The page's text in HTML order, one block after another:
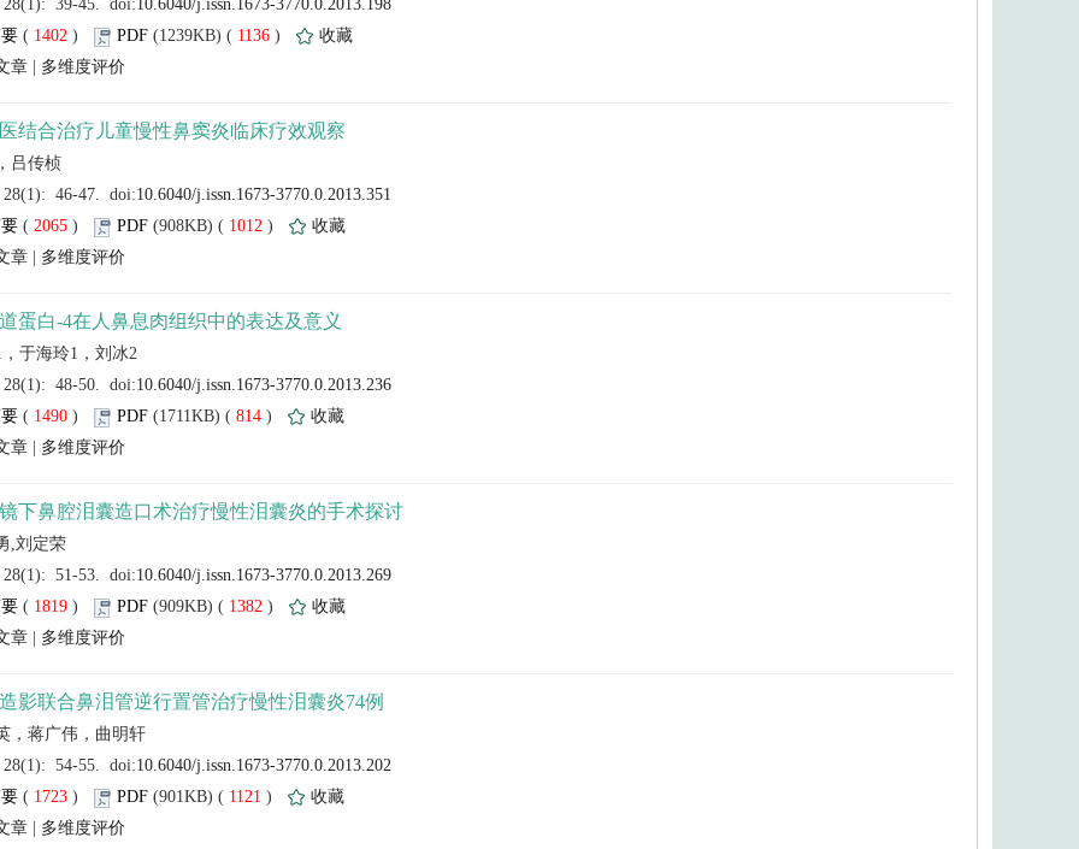
( ) 1136 )
( ) 1012 )
( ) 814 )
( ) 1382 )
( ) 1121 )